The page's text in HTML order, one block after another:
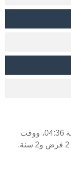
وقت بداية صلاة الفجر فوم رولوس عند الساعة 04:36، ووقت